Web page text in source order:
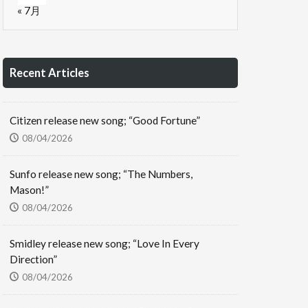
« 7月
Recent Articles
Citizen release new song; “Good Fortune”
08/04/2026
Sunfo release new song; “The Numbers,
Mason!”
08/04/2026
Smidley release new song; “Love In Every
Direction”
08/04/2026